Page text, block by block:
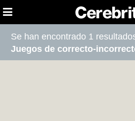
Se han encontrado 1
Juegos de correcto-